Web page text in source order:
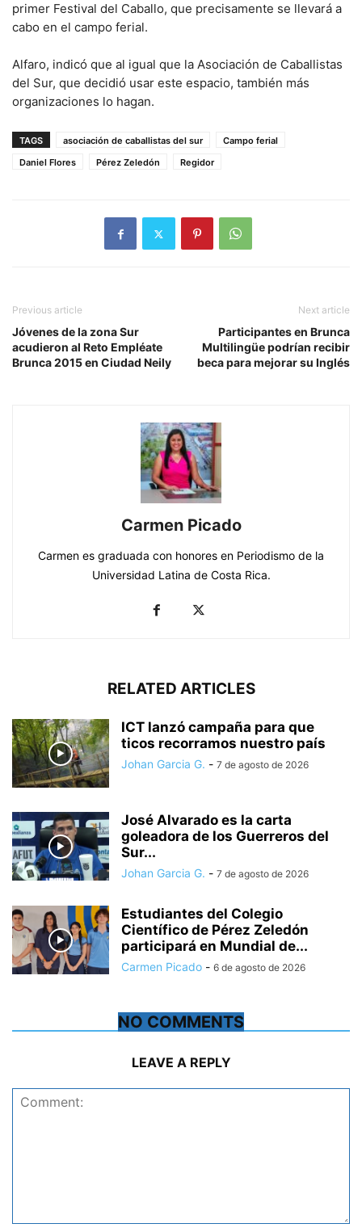
primer Festival del Caballo, que precisamente se llevará a
cabo en el campo ferial.
Alfaro, indicó que al igual que la Asociación de Caballistas
del Sur, que decidió usar este espacio, también más
organizaciones lo hagan.
TAGS asociación de caballistas del sur
Campo ferial
Daniel Flores
Pérez Zeledón Regidor
Previous article
Jóvenes de la zona Sur
acudieron al Reto Empléate
Brunca 2015 en Ciudad Neily
Next article
Participantes en Brunca
Multilingüe podrían recibir
beca para mejorar su Inglés
Carmen Picado
Carmen es graduada con honores en Periodismo de la
Universidad Latina de Costa Rica.
RELATED ARTICLES
ICT lanzó campaña para que
ticos recorramos nuestro país
Johan Garcia G. - 7 de agosto de 2026
José Alvarado es la carta
goleadora de los Guerreros del
Sur...
Johan Garcia G. - 7 de agosto de 2026
Estudiantes del Colegio
Científico de Pérez Zeledón
participará en Mundial de...
Carmen Picado - 6 de agosto de 2026
NO COMMENTS
LEAVE A REPLY